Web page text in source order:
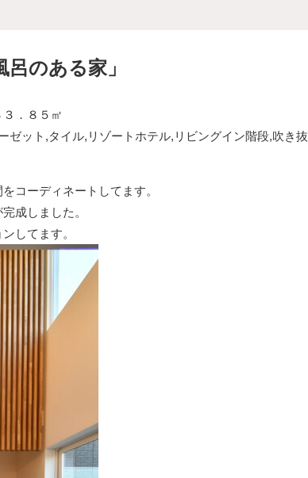
のある家」
．８５㎡
ゼット ,タイル, リゾートホテル, リビングイン階段,吹き抜
コーディネートしてます。
成しました。
してます。